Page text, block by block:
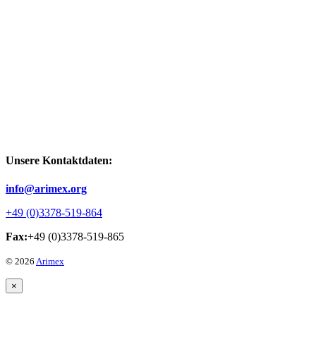
Unsere Kontaktdaten:
info@arimex.org
+49 (0)3378-519-864
Fax:+49 (0)3378-519-865
© 2026 Arimex
×